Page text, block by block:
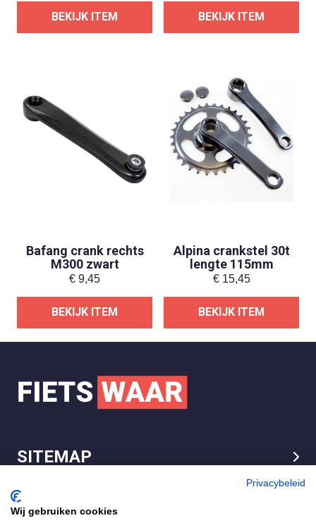
BEKIJK ITEM BEKIJK ITEM
Bafang crank rechts
M300 zwart
€ 9,45
BEKIJK ITEM
Alpina crankstel 30t
lengte 115mm
€15,45
BEKIJK ITEM
SITEMAP
LEGAL
Privacybeleid
Wij gebruiken cookies